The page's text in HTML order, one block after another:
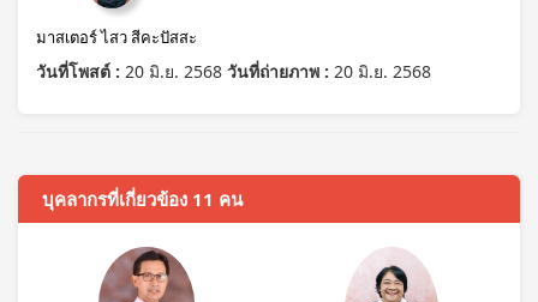
มาสเตอร์ ไสว สีคะปัสสะ
วันที่โพสต์ : 20 มิ.ย. 2568 วันที่ถ่ายภาพ : 20 มิ.ย. 2568
บุคลากรที่เกี่ยวข้อง 11 คน